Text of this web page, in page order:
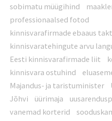
sobimatu müügihind
professionaalsed fotod
kinnisvarafirmade ebaaus
kinnisvaratehingute arvu
Eesti kinnisvarafirmade liit
kinnisvara ostuhind
Majandus- ja taristuminister
Jõhvi
üürimaja
vanemad korterid